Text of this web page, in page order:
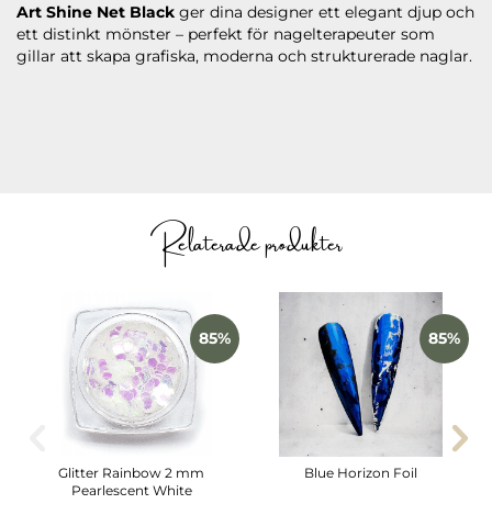
Art Shine Net Black ger dina designer ett elegant djup och
ett distinkt mönster – perfekt för nagelterapeuter som
gillar att skapa grafiska, moderna och strukturerade naglar.
Relaterade produkter
85%
Glitter Rainbow 2 mm
Pearlescent White
85%
Blue Horizon Foil